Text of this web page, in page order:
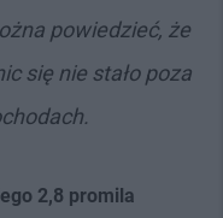
powiedzieć, że
się nie stało poza
2,8 promila